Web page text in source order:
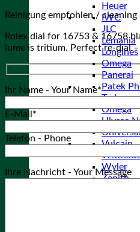
Heuer
IWC
JLC
Lemania
Longines
Omega
Panerai
Patek
Tudor
Omega
Ulysse
Vulcain
Wyler
Zenith
Reinigung empfohlen / cleaning
Rolex dial for 16753 & 16758
lume is tritium. Perfect re-dial
Ihr Name - Your Name*
E-Mail*
Telefon - Phone
Ihre Nachricht - Your Message